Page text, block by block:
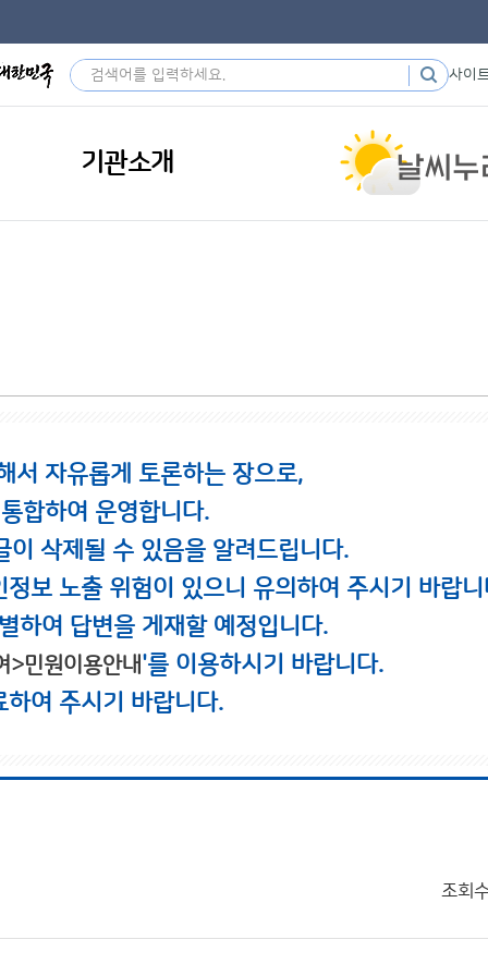
사이
기관소개
서 자유롭게 토론하는 장으로,
합하여 운영합니다.
삭제될 수 있음을 알려드립니다.
보 노출 위험이 있으니 유의하여 주시기 바랍니
하여 답변을 게재할 예정입니다.
>민원이용안내'를 이용하시기 바랍니다.
여 주시기 바랍니다.
조회